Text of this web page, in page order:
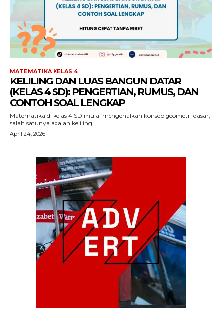
MATEMATIKA KELAS 4
KELILING DAN LUAS BANGUN DATAR
(KELAS 4 SD): PENGERTIAN, RUMUS, DAN
CONTOH SOAL LENGKAP
Matematika di kelas 4 SD mulai mengenalkan konsep geometri dasar,
salah satunya adalah keliling...
April 24, 2026